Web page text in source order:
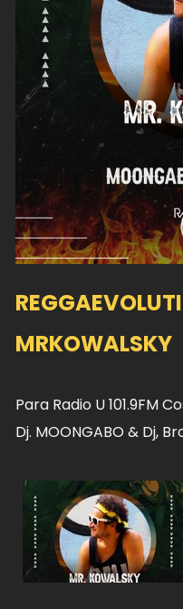
MRKOWALSKY
Para Radio U 101.9FM
Dj. MOONGABO & Dj,